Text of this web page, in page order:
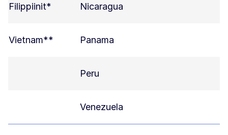
Filippiinit* Nicaragua
Vietnam** Panama
Peru
Venezuela